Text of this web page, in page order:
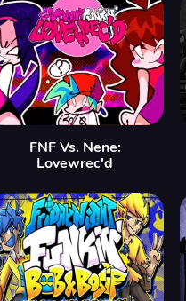
FNF Vs. Nene:
Lovewrec'd